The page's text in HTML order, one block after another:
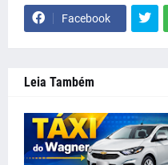
Facebook
Leia Também